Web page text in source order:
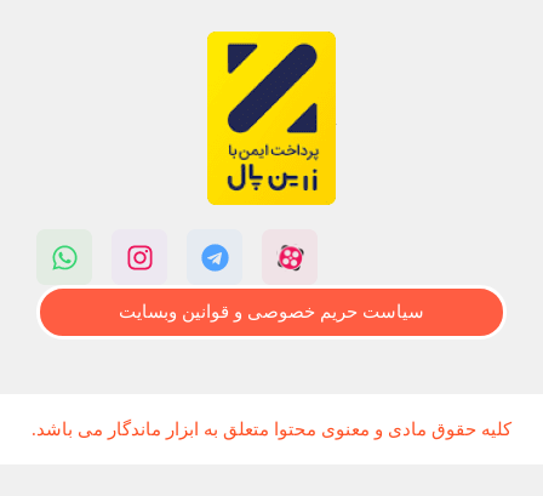
سیاست حریم خصوصی و قوانین وبسایت
کلیه حقوق مادی و معنوی محتوا متعلق به ابزار ماندگار می باشد.